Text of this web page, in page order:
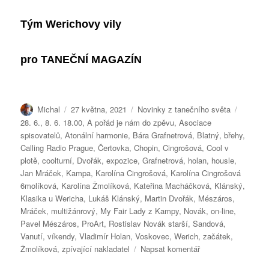
Tým Werichovy vily
pro TANEČNÍ MAGAZÍN
Autor:
Michal Publikováno:
27 května, 2021 Rubriky:
Novinky z tanečního světa
28. 6.,8. 6. 18.00,A pořád je nám do zpěvu,Asociace
spisovatelů,Atonální harmonie, Bára Grafnetrová, Blatný,břehy,
Calling Radio Prague,Čertovka,Chopin,Cingrošová,Cool v
plotě,coolturní, Dvořák,expozice,Grafnetrová, holan, housle,
Jan Mráček, Kampa, Karolína Cingrošová, Karolína Cingrošová
6molíková, Karolína Žmolíková, Kateřina Macháčková, Klánský,
Klasika u Wericha, Lukáš Klánský, Martin Dvořák, Mészáros,
Mráček, multižánrový, My Fair Lady z Kampy, Novák,on-line,
Pavel Mészáros, ProArt, Rostislav Novák starší,Sandová,
Vanutí,víkendy,Vladimír Holan,Voskovec,Werich,začátek,
Žmolíková,zpívající nakladatel Napsat komentářpro